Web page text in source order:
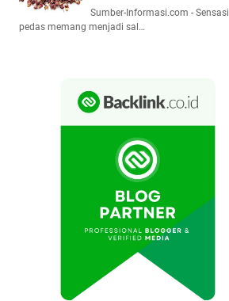
Sumber-Informasi.com - Sensasi
pedas memang menjadi sal…